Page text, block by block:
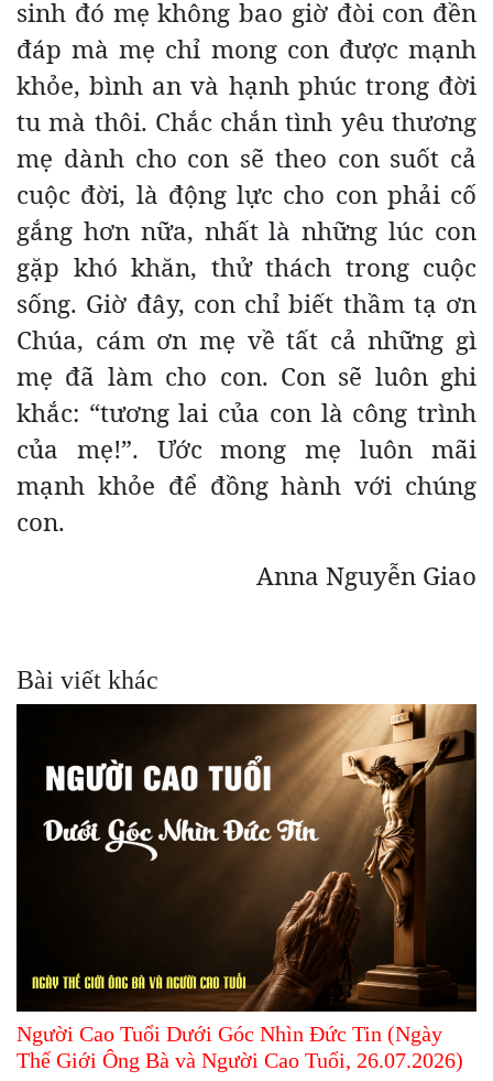
sinh đó mẹ không bao giờ đòi con đền
đáp mà mẹ chỉ mong con được mạnh
khỏe, bình an và hạnh phúc trong đời
tu mà thôi. Chắc chắn tình yêu thương
mẹ dành cho con sẽ theo con suốt cả
cuộc đời, là động lực cho con phải cố
gắng hơn nữa, nhất là những lúc con
gặp khó khăn, thử thách trong cuộc
sống. Giờ đây, con chỉ biết thầm tạ ơn
Chúa, cám ơn mẹ về tất cả những gì
mẹ đã làm cho con. Con sẽ luôn ghi
khắc: “tương lai của con là công trình
của mẹ!”. Ước mong mẹ luôn mãi
mạnh khỏe để đồng hành với chúng
con.
Anna Nguyễn Giao
Bài viết khác
Người Cao Tuổi Dưới Góc Nhìn Đức Tin (Ngày
Thế Giới Ông Bà và Người Cao Tuổi, 26.07.2026)